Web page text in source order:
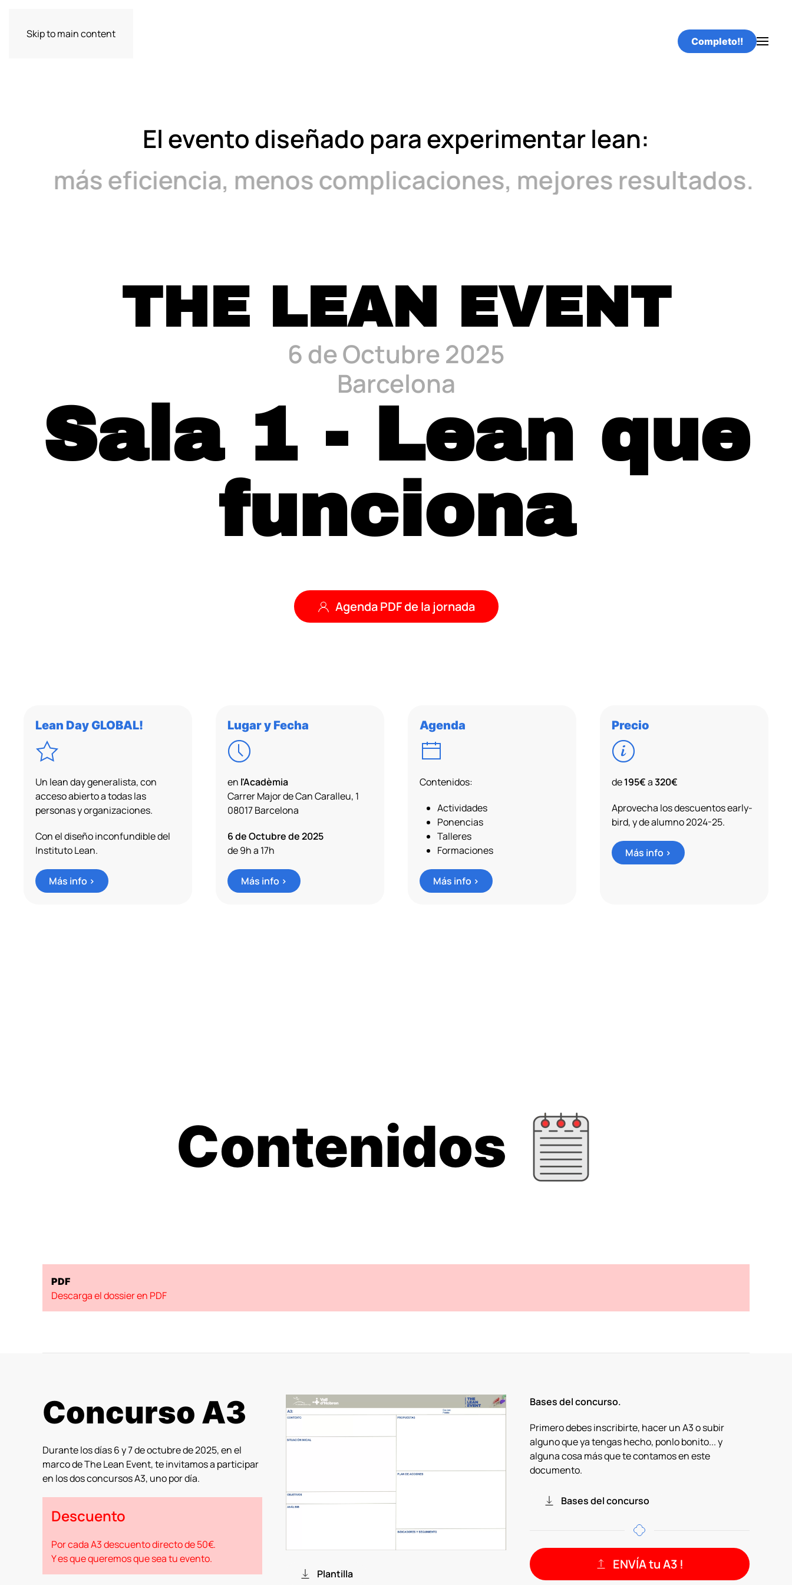
Skip to main content
Completo!!
El evento diseñado para experimentar lean:
más eficiencia, menos complicaciones, mejores resultados.
THE LEAN EVENT
6 de Octubre 2025
Barcelona
Sala 1 - Lean que
funciona
Agenda PDF de la jornada
Lean Day GLOBAL!
Un lean day generalista, con
acceso abierto a todas las
personas y organizaciones.
Con el diseño inconfundible del
Instituto Lean.
Más info >
Lugar y Fecha
en l'Acadèmia
Carrer Major de Can Caralleu, 1
08017 Barcelona
6 de Octubre de 2025
de 9h a 17h
Más info >
Agenda
Contenidos:
Actividades
Ponencias
Talleres
Formaciones
Más info >
Precio
de195€a320€
Aprovecha los descuentos early-
bird, y de alumno 2024-25.
Más info >
Contenidos
PDF
Descarga el dossier en PDF
Concurso A3
Durante los días 6 y 7 de octubre de 2025, en el
marco de The Lean Event, te invitamos a participar
en los dos concursos A3, uno por día.
Descuento
Por cada A3 descuento directo de 50€.
Y es que queremos que sea tu evento.
Plantilla
Bases del concurso.
Primero debes inscribirte, hacer un A3 o subir
alguno que ya tengas hecho, ponlo bonito... y
alguna cosa más que te contamos en este
documento.
Bases del concurso
ENVÍA tu A3 !